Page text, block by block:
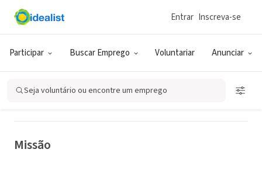
Participar Buscar Emprego Voluntariar Anunciar
Entrar Inscreva-se
Seja voluntário ou encontre um emprego
ONG (SETOR SOCIAL)
Greater Baton Rouge Food Bank
Missão